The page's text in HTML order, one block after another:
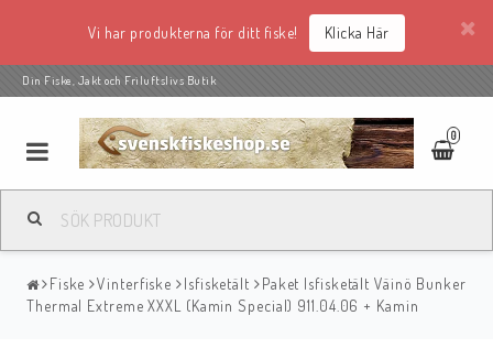
Vi har produkterna för ditt fiske! Klicka Här
Din Fiske, Jakt och Friluftslivs Butik
0
Fiske Vinterfiske Isfisketält
Paket Isfisketält Väinö Bunker
Thermal Extreme XXXL (Kamin Special) 911.04.06 + Kamin